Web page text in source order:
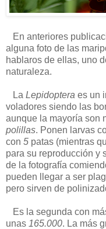
En anteriores
alguna foto de las
hablaros de ellas, uno
naturaleza.
La Lepidoptera es un
voladores siendo las
aunque la mayoría son
polillas. Ponen larvas
con 5 patas (mientras
para su reproducción y
de la fotografía
pueden llegar a ser
pero sirven de
Es la segunda con
unas 165.000. La más